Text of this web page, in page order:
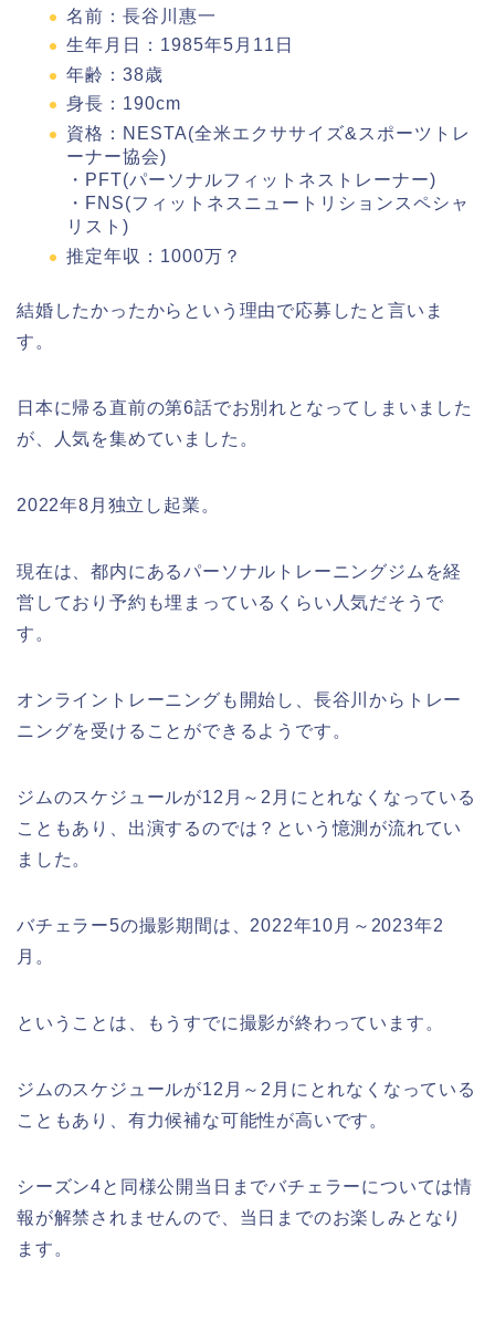
名前：長谷川惠一
生年月日：1985年5月11日
年齢：38歳
身長：190cm
資格：NESTA(全米エクササイズ&スポーツトレ
ーナー協会)
・PFT(パーソナルフィットネストレーナー)
・FNS(フィットネスニュートリションスペシャ
リスト)
推定年収：1000万？
結婚したかったからという理由で応募したと言いま
す。
日本に帰る直前の第6話でお別れとなってしまいました
が、人気を集めていました。
2022年8月独立し起業。
現在は、都内にあるパーソナルトレーニングジムを経
営しており予約も埋まっているくらい人気だそうで
す。
オンライントレーニングも開始し、長谷川からトレー
ニングを受けることができるようです。
ジムのスケジュールが12月～2月にとれなくなっている
こともあり、出演するのでは？という憶測が流れてい
ました。
バチェラー5の撮影期間は、2022年10月～2023年2
月。
ということは、もうすでに撮影が終わっています。
ジムのスケジュールが12月～2月にとれなくなっている
こともあり、有力候補な可能性が高いです。
シーズン4と同様公開当日までバチェラーについては情
報が解禁されませんので、当日までのお楽しみとなり
ます。